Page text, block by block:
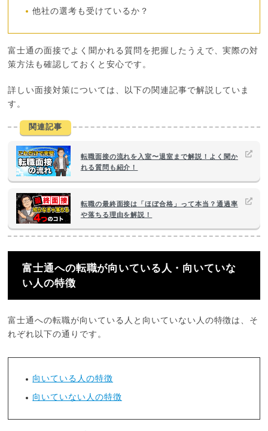
他社の選考も受けているか？
富士通の面接でよく聞かれる質問を把握したうえで、実際の対
策方法も確認しておくと安心です。
詳しい面接対策については、以下の関連記事で解説していま
す。
関連記事
転職面接の流れを入室〜退室まで解説！よく聞か
れる質問も紹介！
転職の最終面接は「ほぼ合格」って本当？通過率
や落ちる理由を解説！
富士通への転職が向いている人・向いていな
い人の特徴
富士通への転職が向いている人と向いていない人の特徴は、そ
れぞれ以下の通りです。
向いている人の特徴
向いていない人の特徴